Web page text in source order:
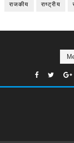
राजकीय राष्ट्रीय